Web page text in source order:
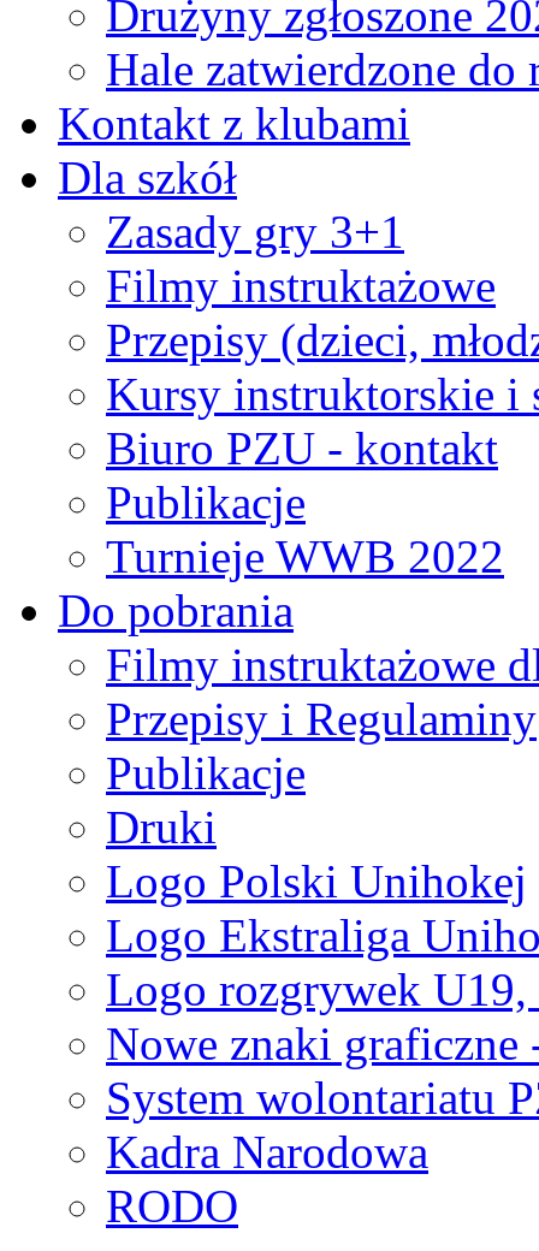
Drużyny zgłoszone
Hale zatwierdzone
Kontakt z klubami
Dla szkół
Zasady gry 3+1
Filmy instruktażowe
Przepisy (dzieci,
Kursy instruktorskie i
Biuro PZU - kontakt
Publikacje
Turnieje WWB 2022
Do pobrania
Filmy instruktażowe
Przepisy i Regulaminy
Publikacje
Druki
Logo Polski Unihokej
Logo Ekstraliga
Logo rozgrywek
Nowe znaki graficzne
System wolontariatu
Kadra Narodowa
RODO